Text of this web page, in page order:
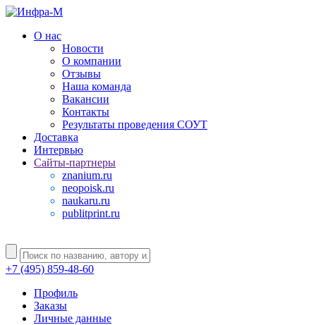
О нас
Новости
О компании
Отзывы
Наша команда
Вакансии
Контакты
Результаты проведения СОУТ
Доставка
Интервью
Сайты-партнеры
znanium.ru
neopoisk.ru
naukaru.ru
publitprint.ru
+7 (495) 859-48-60
Профиль
Заказы
Личные данные